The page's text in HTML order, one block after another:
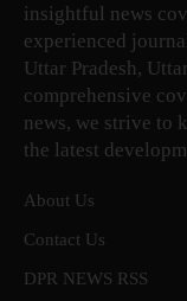
insightful news
experienced
Uttar Pradesh,
comprehensive
news, we strive to
the latest
About Us
Contact Us
DPR NEWS RSS